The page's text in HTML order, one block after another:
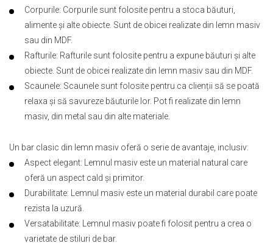
Corpurile: Corpurile sunt folosite pentru a stoca băuturi,
alimente și alte obiecte. Sunt de obicei realizate din lemn masiv
sau din MDF.
Rafturile: Rafturile sunt folosite pentru a expune băuturi și alte
obiecte. Sunt de obicei realizate din lemn masiv sau din MDF.
Scaunele: Scaunele sunt folosite pentru ca clienții să se poată
relaxa și să savureze băuturile lor. Pot fi realizate din lemn
masiv, din metal sau din alte materiale.
Un bar clasic din lemn masiv oferă o serie de avantaje, inclusiv:
Aspect elegant: Lemnul masiv este un material natural care
oferă un aspect cald și primitor.
Durabilitate: Lemnul masiv este un material durabil care poate
rezista la uzură.
Versatabilitate: Lemnul masiv poate fi folosit pentru a crea o
varietate de stiluri de bar.